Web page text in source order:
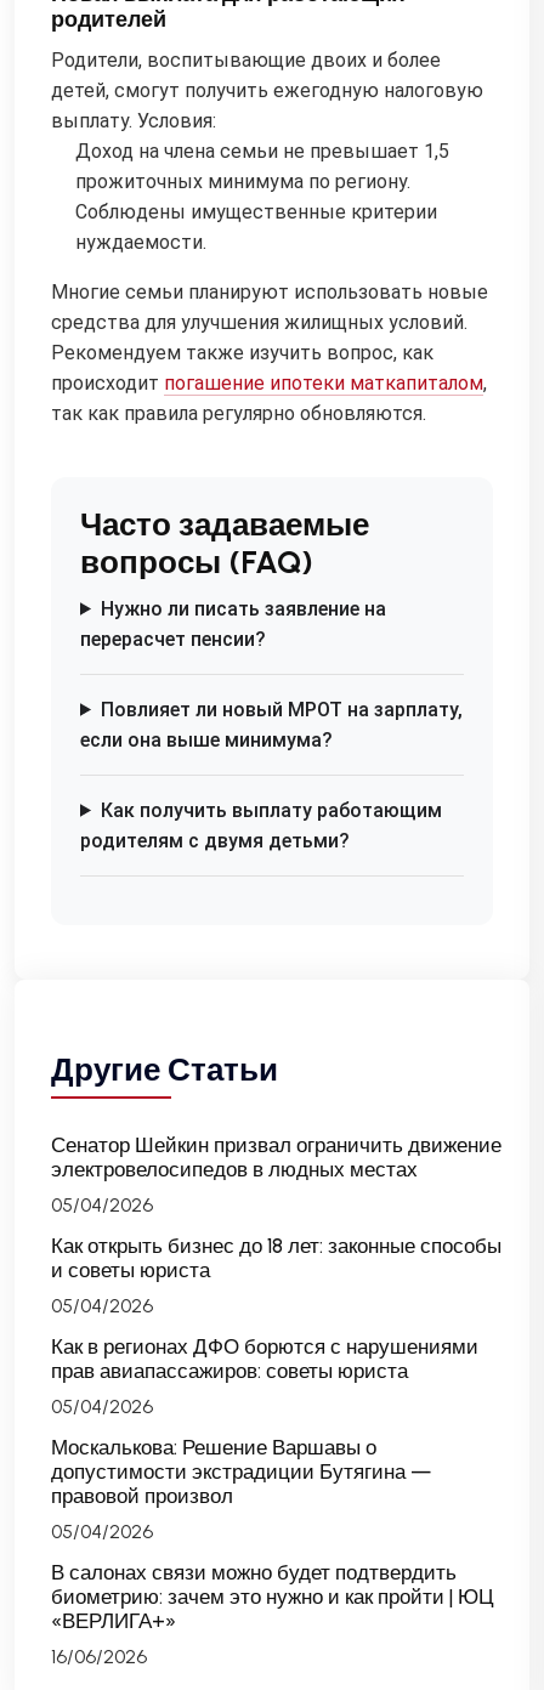
родителей
Родители, воспитывающие двоих и более
детей, смогут получить ежегодную налоговую
выплату. Условия:
Доход на члена семьи не превышает 1,5
прожиточных минимума по региону.
Соблюдены имущественные критерии
нуждаемости.
Многие семьи планируют использовать новые
средства для улучшения жилищных условий.
Рекомендуем также изучить вопрос, как
происходит погашение ипотеки маткапиталом,
так как правила регулярно обновляются.
Часто задаваемые
вопросы (FAQ)
Нужно ли писать заявление на
перерасчет пенсии?
Повлияет ли новый МРОТ на зарплату,
если она выше минимума?
Как получить выплату работающим
родителям с двумя детьми?
Другие Статьи
Сенатор Шейкин призвал ограничить движение
электровелосипедов в людных местах
05/04/2026
Как открыть бизнес до 18 лет: законные способы
и советы юриста
05/04/2026
Как в регионах ДФО борются с нарушениями
прав авиапассажиров: советы юриста
05/04/2026
Москалькова: Решение Варшавы о
допустимости экстрадиции Бутягина —
правовой произвол
05/04/2026
В салонах связи можно будет подтвердить
биометрию: зачем это нужно и как пройти | ЮЦ
«ВЕРЛИГА+»
16/06/2026